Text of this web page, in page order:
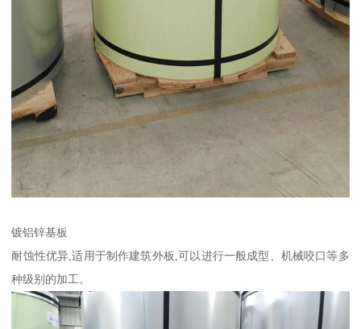
镀铝锌基板
耐蚀性优异,适用于制作建筑外板,可以进行一般成型、机械咬口等多
种级别的加工。